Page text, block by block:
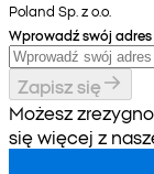
Poland Sp. z o.o.
Wprowadź swój
Zapisz się
Możesz
się więcej z